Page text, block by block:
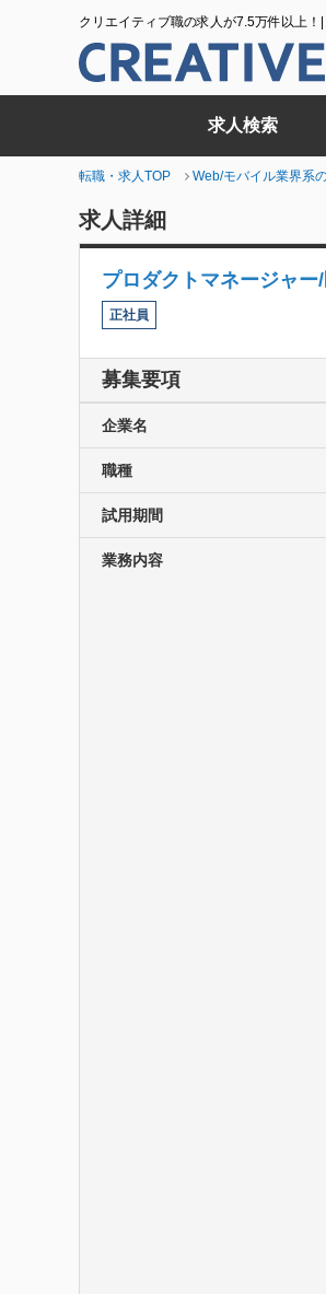
クリエイティブ職の求人が7.5万件以上！
求人検索
転職・求人TOP Web/モバイル業界系
求人詳細
プロダクトマネージャ
正社員
募集要項
企業名
職種
試用期間
業務内容